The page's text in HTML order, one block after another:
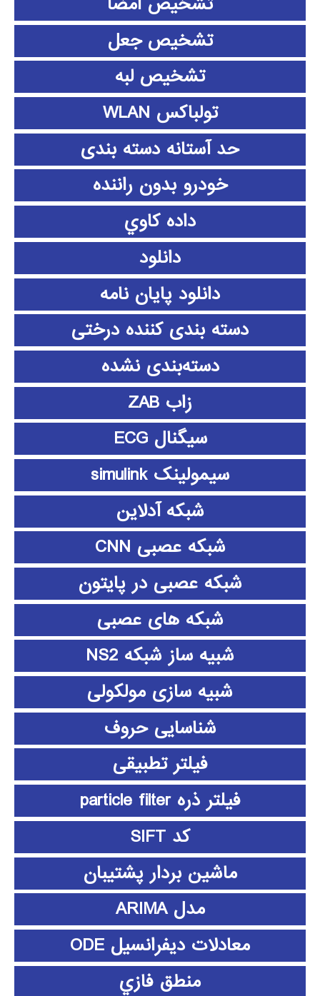
تشخیص جعل
تشخیص لبه
تولباکس WLAN
حد آستانه دسته بندی
خودرو بدون راننده
داده كاوي
دانلود
دانلود پايان نامه
دسته بندی کننده درختی
دسته‌بندی نشده
زاب ZAB
سیگنال ECG
سیمولینک simulink
شبکه آدلاین
شبکه عصبی CNN
شبکه عصبی در پایتون
شبکه های عصبی
شبیه ساز شبکه NS2
شبیه سازی مولکولی
شناسایی حروف
فیلتر تطبیقی
فیلتر ذره particle filter
کد SIFT
ماشین بردار پشتیبان
مدل ARIMA
معادلات دیفرانسیل ODE
منطق فازي